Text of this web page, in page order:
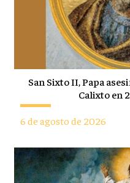
San Sixto II, Papa
Calixto en
6 de agosto de 2026